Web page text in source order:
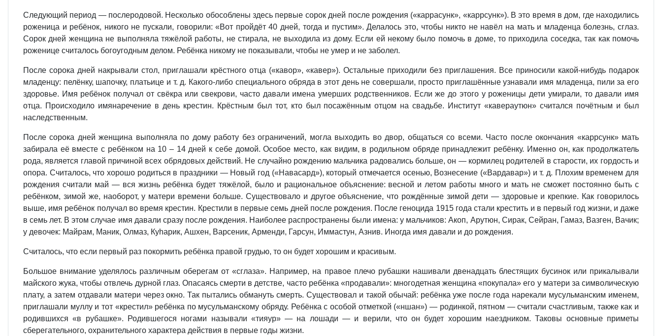
Следующий период — послеродовой. Несколько обособлены здесь первые сорок дней после рождения («каррасунк», «каррсунк»). В это время в дом, где находились
роженица и ребёнок, никого не пускали, говорили: «Вот пройдёт 40 дней, тогда и пустим». Делалось это, чтобы никто не навёл на мать и младенца болезнь, сглаз.
Сорок дней женщина не выполняла тяжёлой работы, не стирала, не выходила из дому. Если ей некому было помочь в доме, то приходила соседка, так как помочь
роженице считалось богоугодным делом. Ребёнка никому не показывали, чтобы не умер и не заболел.
После сорока дней накрывали стол, приглашали крёстного отца («кавор», «кавер»). Остальные приходили без приглашения. Все приносили какой-нибудь подарок
младенцу: пелёнку, шапочку, платьице и т. д. Какого-либо специального обряда в этот день не совершали, просто приглашённые узнавали имя младенца, пили за его
здоровье. Имя ребёнок получал от свёкра или свекрови, часто давали имена умерших родственников. Если же до этого у роженицы дети умирали, то давали имя
отца. Происходило имянаречение в день крестин. Крёстным был тот, кто был посажённым отцом на свадьбе. Институт «кавераутюн» считался почётным и был
наследственным.
После сорока дней женщина выполняла по дому работу без ограничений, могла выходить во двор, общаться со всеми. Часто после окончания «каррсунк» мать
забирала её вместе с ребёнком на 10 – 14 дней к себе домой. Особое место, как видим, в родильном обряде принадлежит ребёнку. Именно он, как продолжатель
рода, является главой причиной всех обрядовых действий. Не случайно рождению мальчика радовались больше, он — кормилец родителей в старости, их гордость и
опора. Считалось, что хорошо родиться в праздники — Новый год («Навасард»), который отмечается осенью, Вознесение («Вардавар») и т. д. Плохим временем для
рождения считали май — вся жизнь ребёнка будет тяжёлой, было и рациональное объяснение: весной и летом работы много и мать не сможет постоянно быть с
ребёнком, зимой же, наоборот, у матери времени больше. Существовало и другое объяснение, что рождённые зимой дети — здоровые и крепкие. Как говорилось
выше, имя ребёнок получал во время крестин. Крестили в первые семь дней после рождения. После геноцида 1915 года стали крестить и в первый год жизни, и даже
в семь лет. В этом случае имя давали сразу после рождения. Наиболее распространены были имена: у мальчиков: Акоп, Арутюн, Сирак, Сейран, Гамаз, Вазген, Вачик;
у девочек: Майрам, Маник, Олмаз, Куhарик, Ашхен, Варсеник, Арменди, Гарсун, Иммастун, Азнив. Иногда имя давали и до рождения.
Считалось, что если первый раз покормить ребёнка правой грудью, то он будет хорошим и красивым.
Большое внимание уделялось различным оберегам от «сглаза». Например, на правое плечо рубашки нашивали двенадцать блестящих бусинок или прикалывали
майского жука, чтобы отвлечь дурной глаз. Опасаясь смерти в детстве, часто ребёнка «продавали»: многодетная женщина «покупала» его у матери за символическую
плату, а затем отдавали матери через окно. Так пытались обмануть смерть. Существовал и такой обычай: ребёнка уже после года нарекали мусульманским именем,
приглашали муллу и тот «крестил» ребёнка по мусульманскому обряду. Ребёнка с особой отметкой («ншан») — родинкой, пятном — считали счастливым, также как и
родившихся «в рубашке». Родившегося ногами называли «тияур» — на лошади — и верили, что он будет хорошим наездником. Таковы основные приметы
сберегательного, охранительного характера действия в первые годы жизни.